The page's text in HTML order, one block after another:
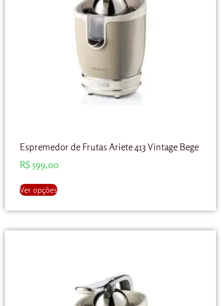
Espremedor de Frutas Ariete 413 Vintage Bege
R$599,00
Ver opções